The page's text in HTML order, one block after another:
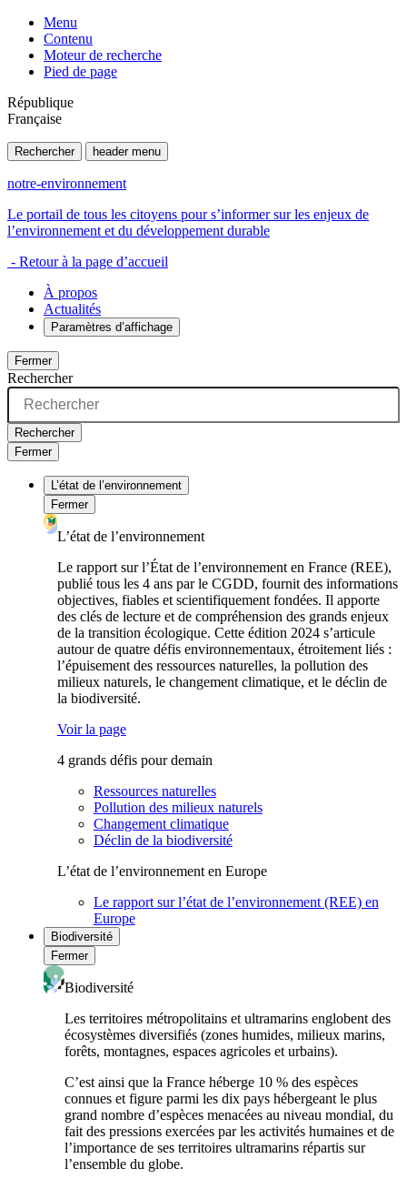
Menu
Contenu
Moteur de recherche
Pied de page
République
Française
Rechercher header menu
notre-environnement
Le portail de tous les citoyens pour s’informer sur les enjeux de
l’environnement et du développement durable
- Retour à la page d’accueil
À propos
Actualités
Paramètres d’affichage
Fermer
Rechercher
Rechercher
Fermer
L’état de l’environnement
Fermer
L’état de l’environnement
Le rapport sur l’État de l’environnement en France (REE),
publié tous les 4 ans par le CGDD, fournit des informations
objectives, fiables et scientifiquement fondées. Il apporte
des clés de lecture et de compréhension des grands enjeux
de la transition écologique. Cette édition 2024 s’articule
autour de quatre défis environnementaux, étroitement liés :
l’épuisement des ressources naturelles, la pollution des
milieux naturels, le changement climatique, et le déclin de
la biodiversité.
Voir la page
4 grands défis pour demain
Ressources naturelles
Pollution des milieux naturels
Changement climatique
Déclin de la biodiversité
L’état de l’environnement en Europe
Le rapport sur l’état de l’environnement (REE) en
Europe
Biodiversité
Fermer
Biodiversité
Les territoires métropolitains et ultramarins englobent des
écosystèmes diversifiés (zones humides, milieux marins,
forêts, montagnes, espaces agricoles et urbains).
C’est ainsi que la France héberge 10 % des espèces
connues et figure parmi les dix pays hébergeant le plus
grand nombre d’espèces menacées au niveau mondial, du
fait des pressions exercées par les activités humaines et de
l’importance de ses territoires ultramarins répartis sur
l’ensemble du globe.